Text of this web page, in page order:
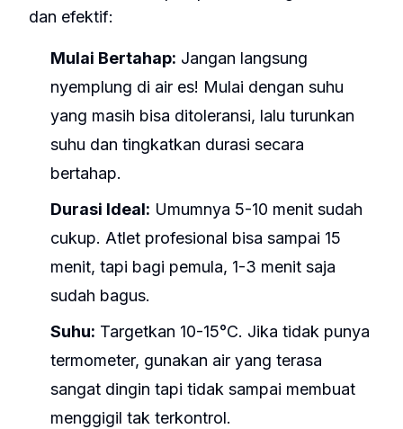
dan efektif:
Mulai Bertahap: Jangan langsung
nyemplung di air es! Mulai dengan suhu
yang masih bisa ditoleransi, lalu turunkan
suhu dan tingkatkan durasi secara
bertahap.
Durasi Ideal: Umumnya 5-10 menit sudah
cukup. Atlet profesional bisa sampai 15
menit, tapi bagi pemula, 1-3 menit saja
sudah bagus.
Suhu: Targetkan 10-15°C. Jika tidak punya
termometer, gunakan air yang terasa
sangat dingin tapi tidak sampai membuat
menggigil tak terkontrol.